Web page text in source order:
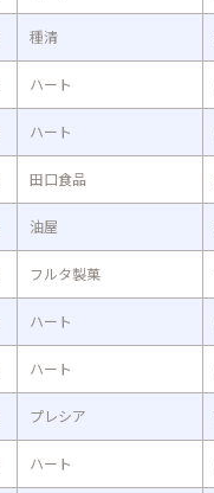
種清
ハート
ハート
田口食品
油屋
フルタ製菓
ハート
ハート
プレシア
ハート